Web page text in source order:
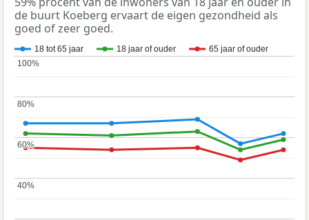
de buurt Koeberg ervaart de eigen gezondheid als
goed of zeer goed.
18 tot 65 jaar 18 jaar of ouder 65 jaar of ouder
40%
40%
60%
60%
80%
80%
100%
100%